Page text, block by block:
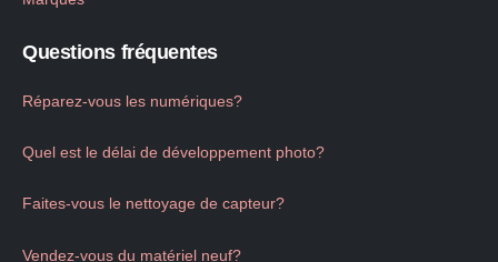
Questions fréquentes
Réparez-vous les numériques?
Quel est le délai de développement photo?
Faites-vous le nettoyage de capteur?
Vendez-vous du matériel neuf?